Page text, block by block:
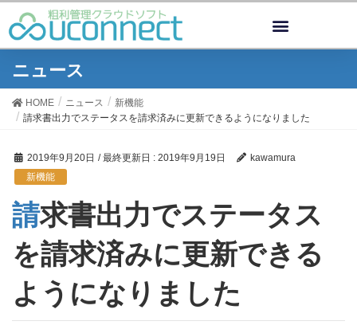
ニュース
HOME ニュース
新機能
請求書出力でステータスを請求済みに更新できるようになりました
2019年9月20日 / 最終更新日 : 2019年9月19日
kawamura
新機能
請求書出力でステータス
を請求済みに更新できる
ようになりました